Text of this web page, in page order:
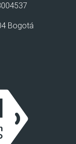
Bogotá